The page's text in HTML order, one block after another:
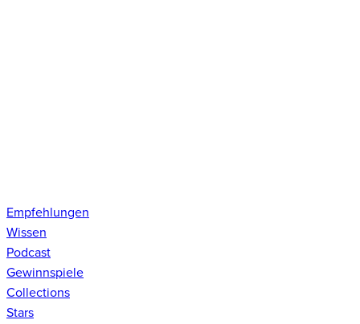
Empfehlungen
Wissen
Podcast
Gewinnspiele
Collections
Stars